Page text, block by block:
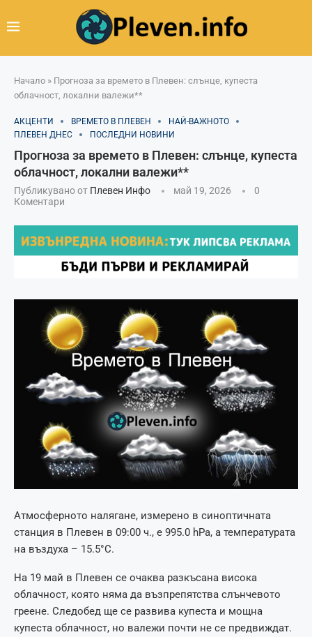
Начало » Прогноза за времето в Плевен: слънце, купеста
облачност, локални валежи**
АКЦЕНТИ ВРЕМЕТО В ПЛЕВЕН
НАЙ-ВАЖНОТО
ПЛЕВЕН ДНЕС
ПОСЛЕДНИ НОВИНИ
Прогноза за времето в Плевен: слънце, купеста
облачност, локални валежи**
Публикувано от Плевен Инфо май 19, 2026
0
Коментари
Атмосферното налягане, измерено в синоптичната
станция в Плевен в 09:00 ч., е 995.0 hPa, а температурата
на въздуха – 15.5°С.
На 19 май в Плевен се очаква разкъсана висока
облачност, която няма да възпрепятства слънчевото
греене. Следобед ще се развива купеста и мощна
купеста облачност, но валежи почти не се предвиждат.